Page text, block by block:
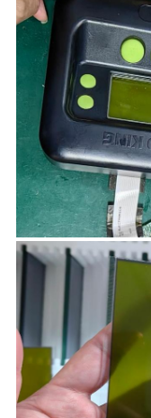
ポ
シ
ー